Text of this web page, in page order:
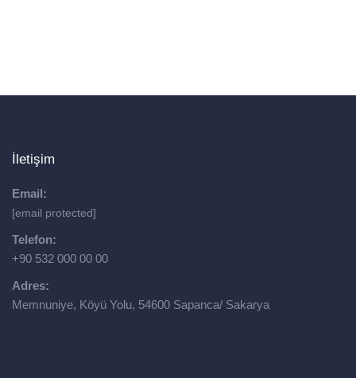
İletişim
Email:
[email protected]
Telefon:
+90 532 000 00 00
Adres:
Memnuniye, Köyü Yolu, 54600 Sapanca/ Sakarya